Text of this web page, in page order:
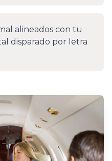
alineados con tu
disparado por letra